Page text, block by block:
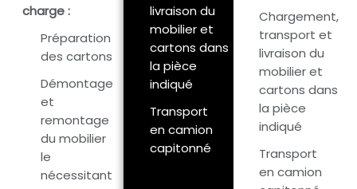
charge :
Préparation
des cartons
Démontage
et
remontage
du mobilier
le
nécessitant
livraison du
mobilier et
cartons dans
la pièce
indiqué
Transport
en camion
capitonné
Chargement,
transport et
livraison du
mobilier et
cartons dans
la pièce
indiqué
Transport
en camion